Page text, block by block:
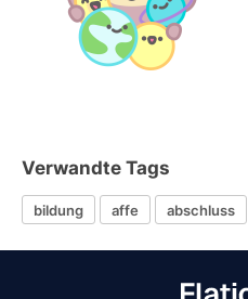
Verwandte Tags
bildung affe abschluss